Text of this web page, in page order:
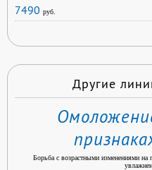
7490 руб.
Другие
Борьба с возрастными изменениями на